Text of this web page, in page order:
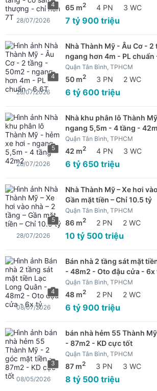
4 65 m2 4 PN 3 WC
7 tỷ 900 triệu
28/07/2026
4
Nhà Thành Mỹ - Âu Cơ -
ngang hơn 4m - PL chuẩn
Quận Tân Bình, TPHCM
50 m2 3 PN 2 WC
6 tỷ 600 triệu
28/07/2026
5
Nhà khu phân lô Thành
ngang 5,5m - 4 tầng -
Quận Tân Bình, TPHCM
42 m2 4 PN 3 WC
6 tỷ 650 triệu
28/07/2026
5
Nhà Thành Mỹ – Xe hơi
Gần mặt tiền – Chỉ 10.5 tỷ
Quận Tân Bình, TPHCM
86 m2 2 PN 2 WC
10 tỷ 500 triệu
28/07/2026
4
Bán nhà 2 tầng sát mặt
- 48m2 - Oto đậu cửa - 6x
Quận Tân Bình, TPHCM
48 m2 2 PN 2 WC
6 tỷ 900 triệu
08/07/2026
3
bán nhà hẻm 55 Thành
- 87m2 - KD cực tốt
Quận Tân Bình, TPHCM
87 m2 3 PN 3 WC
8 tỷ 500 triệu
08/05/2026